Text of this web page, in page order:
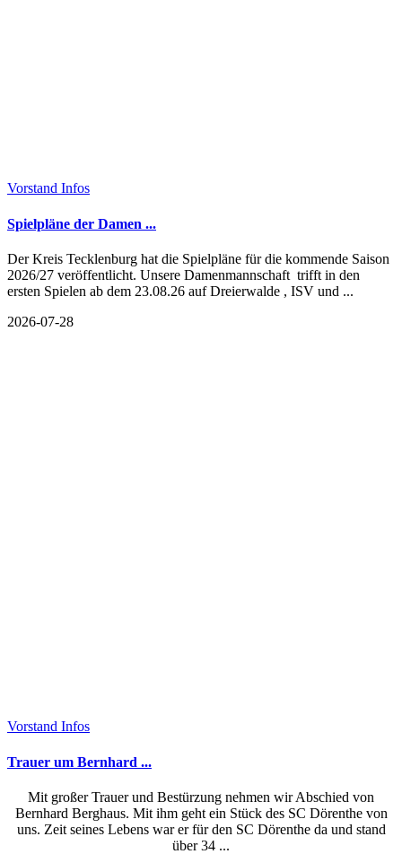
Vorstand Infos
Spielpläne der Damen ...
Der Kreis Tecklenburg hat die Spielpläne für die kommende Saison
2026/27 veröffentlicht. Unsere Damenmannschaft trifft in den
ersten Spielen ab dem 23.08.26 auf Dreierwalde , ISV und ...
2026-07-28
Vorstand Infos
Trauer um Bernhard ...
Mit großer Trauer und Bestürzung nehmen wir Abschied von
Bernhard Berghaus. Mit ihm geht ein Stück des SC Dörenthe von
uns. Zeit seines Lebens war er für den SC Dörenthe da und stand
über 34 ...